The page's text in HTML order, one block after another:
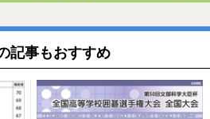
記事もおすすめ